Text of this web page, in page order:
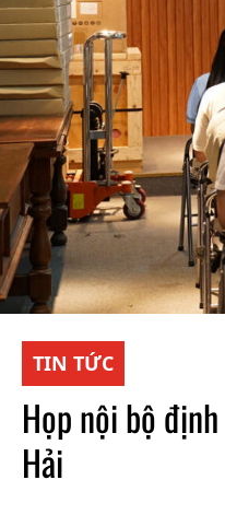
TIN TỨC
Họp nội bộ
Hải